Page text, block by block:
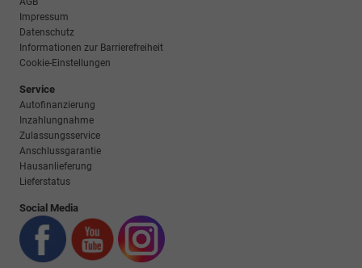
Impressum
Datenschutz
Informationen zur Barrierefreiheit
Cookie-Einstellungen
Service
Autofinanzierung
Inzahlungnahme
Zulassungsservice
Anschlussgarantie
Hausanlieferung
Lieferstatus
Social Media